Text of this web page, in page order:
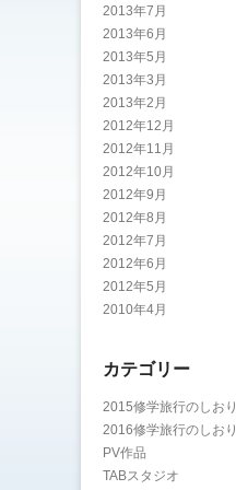
2013年7月
2013年6月
2013年5月
2013年3月
2013年2月
2012年12月
2012年11月
2012年10月
2012年9月
2012年8月
2012年7月
2012年6月
2012年5月
2010年4月
カテゴリー
2015修学旅行のしおり
2016修学旅行のしおり
PV作品
TABスタジオ